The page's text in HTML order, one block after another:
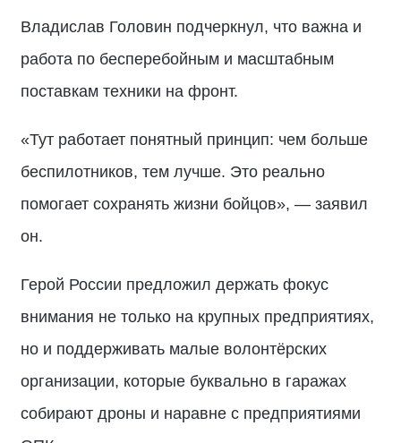
Владислав Головин подчеркнул, что важна и
работа по бесперебойным и масштабным
поставкам техники на фронт.
«Тут работает понятный принцип: чем больше
беспилотников, тем лучше. Это реально
помогает сохранять жизни бойцов», — заявил
он.
Герой России предложил держать фокус
внимания не только на крупных предприятиях,
но и поддерживать малые волонтёрских
организации, которые буквально в гаражах
собирают дроны и наравне с предприятиями